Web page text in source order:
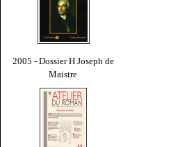
2005 - Dossier H Joseph de
Maistre